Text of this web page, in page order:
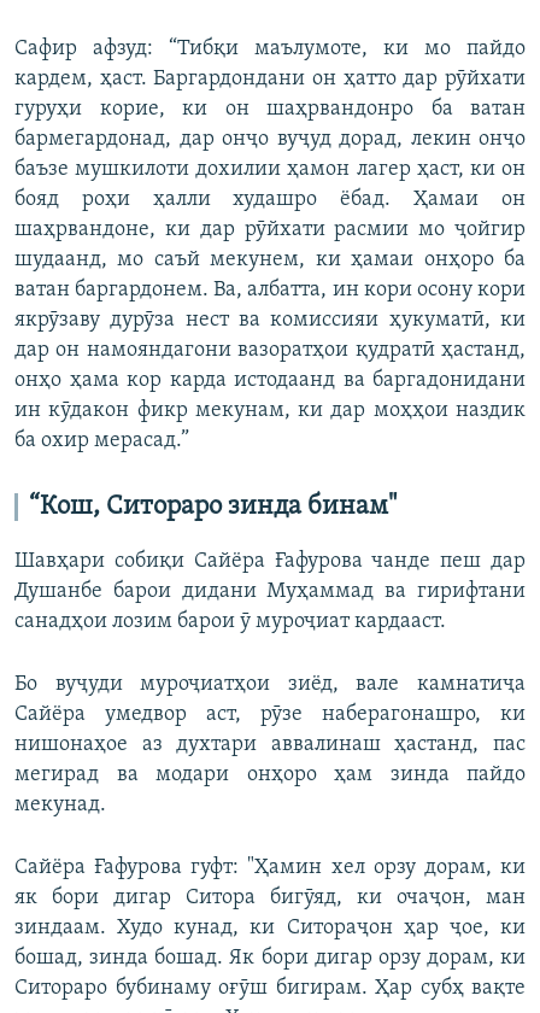
Сафир афзуд: “Тибқи маълумоте, ки мо пайдо
кардем, ҳаст. Баргардондани он ҳатто дар рӯйхати
гуруҳи корие, ки он шаҳрвандонро ба ватан
бармегардонад, дар онҷо вуҷуд дорад, лекин онҷо
баъзе мушкилоти дохилии ҳамон лагер ҳаст, ки он
бояд роҳи ҳалли худашро ёбад. Ҳамаи он
шаҳрвандоне, ки дар рӯйхати расмии мо ҷойгир
шудаанд, мо саъй мекунем, ки ҳамаи онҳоро ба
ватан баргардонем. Ва, албатта, ин кори осону кори
якрӯзаву дурӯза нест ва комиссияи ҳукуматӣ, ки
дар он намояндагони вазоратҳои қудратӣ ҳастанд,
онҳо ҳама кор карда истодаанд ва баргадонидани
ин кӯдакон фикр мекунам, ки дар моҳҳои наздик
ба охир мерасад.”
“Кош, Ситораро зинда бинам"
Шавҳари собиқи Сайёра Ғафурова чанде пеш дар
Душанбе барои дидани Муҳаммад ва гирифтани
санадҳои лозим барои ӯ муроҷиат кардааст.
Бо вуҷуди муроҷиатҳои зиёд, вале камнатиҷа
Сайёра умедвор аст, рӯзе наберагонашро, ки
нишонаҳое аз духтари аввалинаш ҳастанд, пас
мегирад ва модари онҳоро ҳам зинда пайдо
мекунад.
Сайёра Ғафурова гуфт: "Ҳамин хел орзу дорам, ки
як бори дигар Ситора бигӯяд, ки очаҷон, ман
зиндаам. Худо кунад, ки Ситораҷон ҳар ҷое, ки
бошад, зинда бошад. Як бори дигар орзу дорам, ки
Ситораро бубинаму оғӯш бигирам. Ҳар субҳ вақте